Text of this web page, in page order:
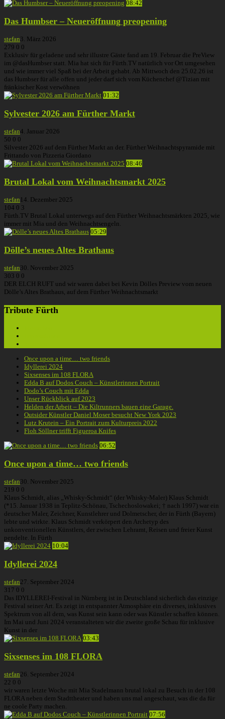
08:42
Das Humbser – Neueröffnung preopening
stefan3. März 2026
279 0 0
Exklusiv für geladene und sehr illustre Gäste fand am 19. Februar die PreView
im @dasHumbser statt. Mia hat sich für Fürth.TV natürlich vor Ort umgesehen
und wie immer viel Spaß bei der Arbeit gehabt. Ab Mittwoch den 25.02.26 ist
das Humbser für alle offen und jeder darf sich vom Küchenchef @Tizian mit
fränkischer Kost verwöhnen
01:32
Sylvester 2026 am Fürther Markt
stefan4. Januar 2026
50 0 0
Silvester 2026 auf dem Fürther Markt an der. Fürther Weihnachtspyramide mit
Frittando von Pizzeria Giordano
08:46
Brutal Lokal vom Weihnachtsmarkt 2025
stefan 14. Dezember 2025
104 0 3
Fürth.TV Brutal Lokal unterwegs auf den Fürther Weihnachtsmärkten 2025, wie
immer mit Mia und den Weihnachtsengeln.
05:29
Dölle’s neues Altes Brathaus
stefan30. November 2025
303 0 0
DER ELCH RUFT und wir waren dabei bei Kevin Dölles Preview vom neuen
Dölle’s Altes Brathaus, auf dem Fürther Weihnachtsmarkt
Tribute Fürth
Once upon a time… two friends
Idyllerei 2024
Sixsenses im 108 FLORA
Edda B auf Dodos Couch – Künstlerinnen Portrait
Dodo’s Couch mit Edda
Unser Rückblick auf 2023
Helden der Arbeit – Die Kiltrunners bauen eine Garage.
Outsider Künstler Daniel Moser besucht New York 2023
Lutz Krutein – Ein Portrait zum Kulturpreis 2022
Floh Söllner trifft Figueroa Knifes
06:52
Once upon a time… two friends
stefan30. November 2025
219 0 0
Klaus Schmidt, alias „Whisky-Schmidt“ (der Whisky-Maler) Klaus Schmidt
(*15. Januar 1938 in Teplitz-Schönau, Tschechoslowakei; † nach 1997) war ein
deutscher Maler, Zeichner, Kunstlehrer und Dolmetscher, der in Fürth (Bayern)
lebte und wirkte. Klaus Schmidt verkörpert den Archetyp des
unkonventionellen Künstlers, der zwischen Lehramt, Reisen und freier Kunst
pendelte. In Fürth
10:04
Idyllerei 2024
stefan27. September 2024
317 0 0
Das IDYLLEREI-Festival in Nürnberg ist in Deutschland sicherlich das einzige
Festival seiner Art. Es zeigt in entspannter Atmosphäre ein diverses, inklusives
Spektrum von all dem, was Kunst sein kann oder was Künstler schaffen können.
Im Mai und Juni 2024 veranstalteten wir die zweite große Schau für inklusive
Kunst in der
03:43
Sixsenses im 108 FLORA
stefan26. September 2024
22 0 0
wir waren letzte Woche mit Mia Stadelmann brutal lokal zu Besuch in der 108
FLORA neben dem Stadttheater und haben uns mal angeschaut, was die da für
ne coole Party machen.
07:56